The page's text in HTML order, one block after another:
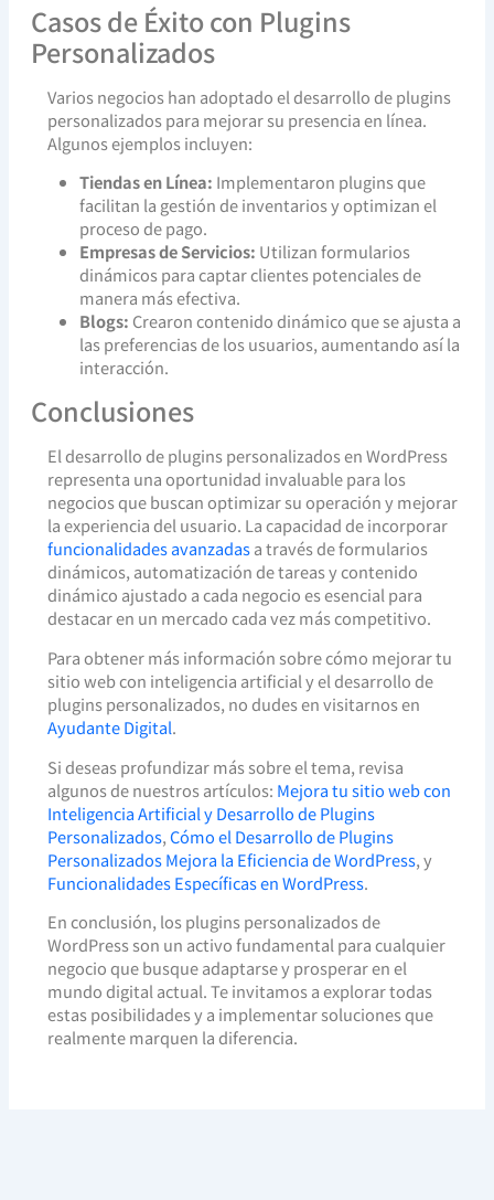
Casos de Éxito con Plugins
Personalizados
Varios negocios han adoptado el desarrollo de plugins
personalizados para mejorar su presencia en línea.
Algunos ejemplos incluyen:
Tiendas en Línea: Implementaron plugins que
facilitan la gestión de inventarios y optimizan el
proceso de pago.
Empresas de Servicios: Utilizan formularios
dinámicos para captar clientes potenciales de
manera más efectiva.
Blogs: Crearon contenido dinámico que se ajusta a
las preferencias de los usuarios, aumentando así la
interacción.
Conclusiones
El desarrollo de plugins personalizados en WordPress
representa una oportunidad invaluable para los
negocios que buscan optimizar su operación y mejorar
la experiencia del usuario. La capacidad de incorporar
funcionalidades avanzadasa través de formularios
dinámicos, automatización de tareas y contenido
dinámico ajustado a cada negocio es esencial para
destacar en un mercado cada vez más competitivo.
Para obtener más información sobre cómo mejorar tu
sitio web con inteligencia artificial y el desarrollo de
plugins personalizados, no dudes en visitarnos en
Ayudante Digital.
Si deseas profundizar más sobre el tema, revisa
algunos de nuestros artículos: Mejora tu sitio web con
Inteligencia Artificial y Desarrollo de Plugins
Personalizados,Cómo el Desarrollo de Plugins
Personalizados Mejora la Eficiencia de WordPress, y
Funcionalidades Específicas en WordPress.
En conclusión, los plugins personalizados de
WordPress son un activo fundamental para cualquier
negocio que busque adaptarse y prosperar en el
mundo digital actual. Te invitamos a explorar todas
estas posibilidades y a implementar soluciones que
realmente marquen la diferencia.